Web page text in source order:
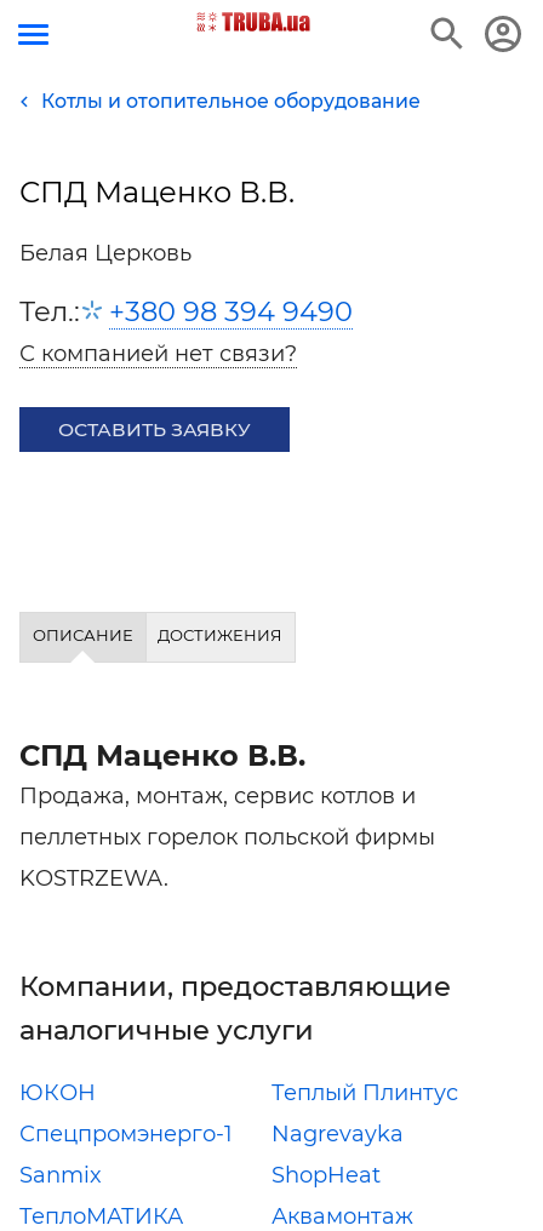
Котлы и отопительное оборудование
СПД Маценко В.В.
Белая Церковь
Тел.: +380 98 394 9490
С компанией нет связи?
ОСТАВИТЬ ЗАЯВКУ
ОПИСАНИЕ ДОСТИЖЕНИЯ
СПД Маценко В.В.
Продажа, монтаж, сервис котлов и
пеллетных горелок польской фирмы
KOSTRZEWA.
Компании, предоставляющие
аналогичные услуги
ЮКОН
Теплый Плинтус
Спецпромэнерго-1
Nagrevayka
Sanmix
ShopHeat
ТеплоМАТИКА
Аквамонтаж